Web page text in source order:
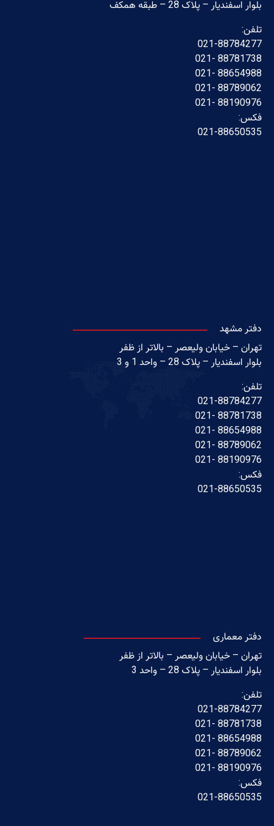
بلوار اسفندیار – پلاک 28 – طبقه همکف
تلفن:
021-88784277
88781738 -021
88654988 -021
88789062 -021
88190976 -021
فکس:
021-88650535
دفتر مشهد
تهران – خیابان ولیعصر – بالاتر از ظفر
بلوار اسفندیار – پلاک 28 – واحد 1 و 3
تلفن:
021-88784277
88781738 -021
88654988 -021
88789062 -021
88190976 -021
فکس:
021-88650535
دفتر معماری
تهران – خیابان ولیعصر – بالاتر از ظفر
بلوار اسفندیار – پلاک 28 – واحد 3
تلفن:
021-88784277
88781738 -021
88654988 -021
88789062 -021
88190976 -021
فکس:
021-88650535